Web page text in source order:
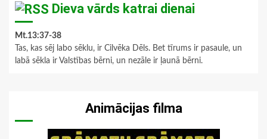
Dieva vārds katrai dienai
Mt.13:37-38
Tas, kas sēj labo sēklu, ir Cilvēka Dēls. Bet tīrums ir pasaule, un
labā sēkla ir Valstības bērni, un nezāle ir ļaunā bērni.
Animācijas filma